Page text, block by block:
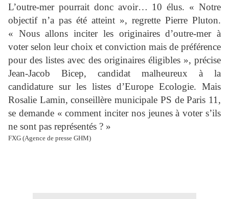
L’outre-mer pourrait donc avoir… 10 élus. « Notre
objectif n’a pas été atteint », regrette Pierre Pluton.
« Nous allons inciter les originaires d’outre-mer à
voter selon leur choix et conviction mais de préférence
pour des listes avec des originaires éligibles », précise
Jean-Jacob Bicep, candidat malheureux à la
candidature sur les listes d’Europe Ecologie. Mais
Rosalie Lamin, conseillère municipale PS de Paris 11,
se demande « comment inciter nos jeunes à voter s’ils
ne sont pas représentés ? »
FXG (Agence de presse GHM)